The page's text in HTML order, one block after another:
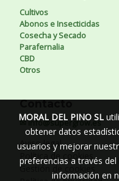
Cultivos
Abonos e Insecticidas
Cosecha y Secado
Parafernalia
CBD
Otros
Contacto
✉ info@supergrow.es
Aviso legal
Política de cookies
Gestión de cookies
MORAL DEL PINO SL
obtener datos
usuarios y mejorar
preferencias a través
información en